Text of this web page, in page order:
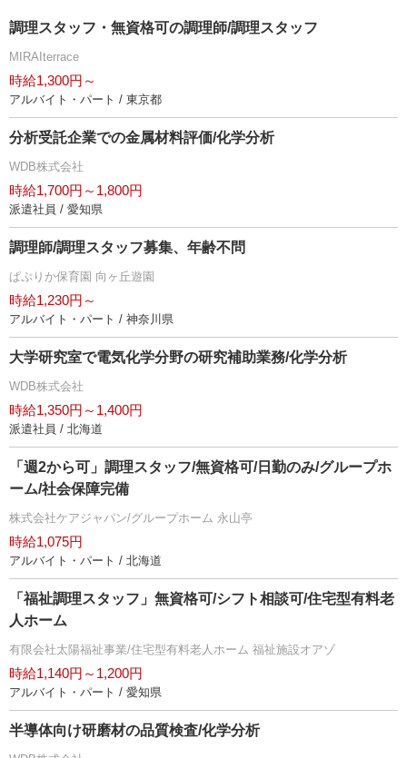
調理スタッフ・無資格可の調理師/調理スタッフ
MIRAIterrace
時給1,300円～
アルバイト・パート / 東京都
分析受託企業での金属材料評価/化学分析
WDB株式会社
時給1,700円～1,800円
派遣社員 / 愛知県
調理師/調理スタッフ募集、年齢不問
ぱぷりか保育園 向ヶ丘遊園
時給1,230円～
アルバイト・パート / 神奈川県
大学研究室で電気化学分野の研究補助業務/化学分析
WDB株式会社
時給1,350円～1,400円
派遣社員 / 北海道
「週2から可」調理スタッフ/無資格可/日勤のみ/グループホ
ーム/社会保障完備
株式会社ケアジャパン/グループホーム 永山亭
時給1,075円
アルバイト・パート / 北海道
「福祉調理スタッフ」無資格可/シフト相談可/住宅型有料老
人ホーム
有限会社太陽福祉事業/住宅型有料老人ホーム 福祉施設オアゾ
時給1,140円～1,200円
アルバイト・パート / 愛知県
半導体向け研磨材の品質検査/化学分析